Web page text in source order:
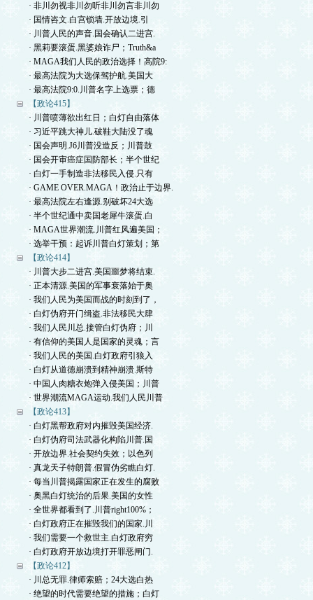
· 非川勿视非川勿听非川勿言非川勿
· 国情咨文.白宫锁墙.开放边境.引
· 川普人民的声音.国会确认二进宫.
· 黑莉要滚蛋.黑婆娘诈尸；Truth&a
· MAGA我们人民的政治选择！高院9:
· 最高法院为大选保驾护航.美国大
· 最高法院9:0.川普名字上选票；德
【政论415】
· 川普喷薄欲出红日；白灯自由落体
· 习近平跳大神儿.破鞋大陆没了魂
· 国会声明.J6川普没造反；川普鼓
· 国会开审癌症国防部长；半个世纪
· 白灯一手制造非法移民入侵.只有
· GAME OVER.MAGA！政治止于边界.
· 最高法院左右逢源.别破坏24大选
· 半个世纪通中卖国老犀牛滚蛋.白
· MAGA世界潮流.川普红风遍美国；
· 选举干预：起诉川普白灯策划；第
【政论414】
· 川普大步二进宫.美国噩梦将结束.
· 正本清源.美国的军事衰落始于奥
· 我们人民为美国而战的时刻到了，
· 白灯伪府开门缉盗.非法移民大肆
· 我们人民川总.接管白灯伪府；川
· 有信仰的美国人是国家的灵魂；言
· 我们人民的美国.白灯政府引狼入
· 白灯从道德崩溃到精神崩溃.斯特
· 中国人肉糖衣炮弹入侵美国；川普
· 世界潮流MAGA运动.我们人民川普
【政论413】
· 白灯黑帮政府对内摧毁美国经济.
· 白灯伪府司法武器化构陷川普.国
· 开放边界.社会契约失效；以色列
· 真龙天子特朗普.假冒伪劣瞧白灯.
· 每当川普揭露国家正在发生的腐败
· 奥黑白灯统治的后果.美国的女性
· 全世界都看到了.川普right100%；
· 白灯政府正在摧毁我们的国家.川
· 我们需要一个救世主.白灯政府穷
· 白灯政府开放边境打开罪恶闸门.
【政论412】
· 川总无罪.律师索赔；24大选白热
· 绝望的时代需要绝望的措施；白灯